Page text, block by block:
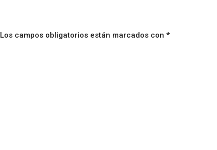
Los campos obligatorios están marcados con *